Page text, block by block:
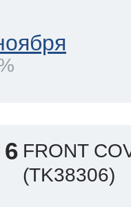
FRONT
(TK38306)